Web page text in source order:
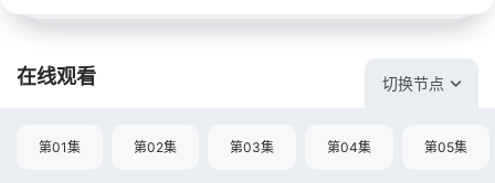
在线观看 切换节点
第01集 第02集 第03集 第04集 第05集